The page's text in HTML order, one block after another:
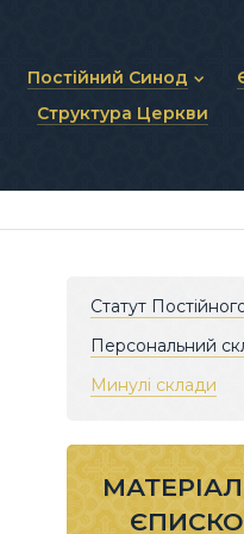
Постійний Синод
Статут Постійного Синоду
Структура Церкви
Статут
Персональний
Минулі склади